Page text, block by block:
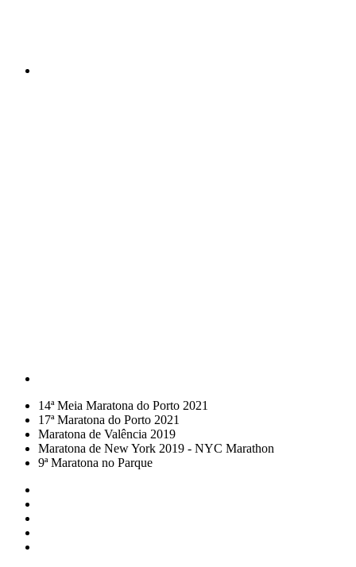
14ª Meia Maratona do Porto 2021
17ª Maratona do Porto 2021
Maratona de Valência 2019
Maratona de New York 2019 - NYC Marathon
9ª Maratona no Parque